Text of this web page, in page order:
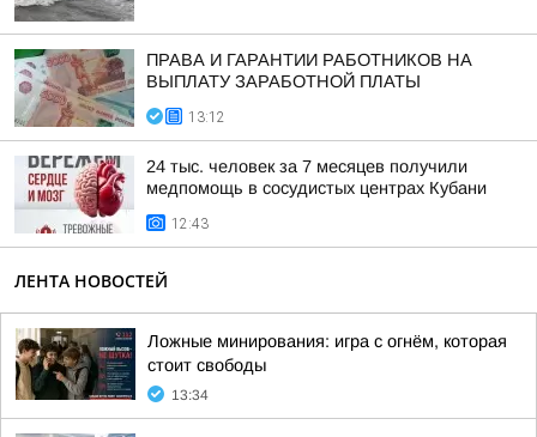
ПРАВА И ГАРАНТИИ РАБОТНИКОВ НА
ВЫПЛАТУ ЗАРАБОТНОЙ ПЛАТЫ
13:12
24 тыс. человек за 7 месяцев получили
медпомощь в сосудистых центрах Кубани
12:43
ЛЕНТА НОВОСТЕЙ
Ложные минирования: игра с огнём, которая
стоит свободы
13:34